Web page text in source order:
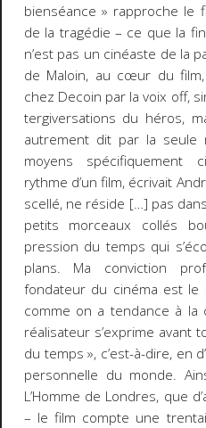
bienséance » rapproche le
de la tragédie – ce que la
n’est pas un cinéaste de la
de Maloin, au cœur du
chez Decoin par la voix off,
tergiversations du héros,
autrement dit par la
moyens spécifiquement
rythme d’un film, écrivait
scellé, ne réside […] pas
petits morceaux collés
pression du temps qui
plans. Ma conviction
fondateur du cinéma est le
comme on a tendance à la
réalisateur s’exprime avant
du temps », c’est-à-dire, en
personnelle du monde.
L’Homme de Londres, que
– le film compte une